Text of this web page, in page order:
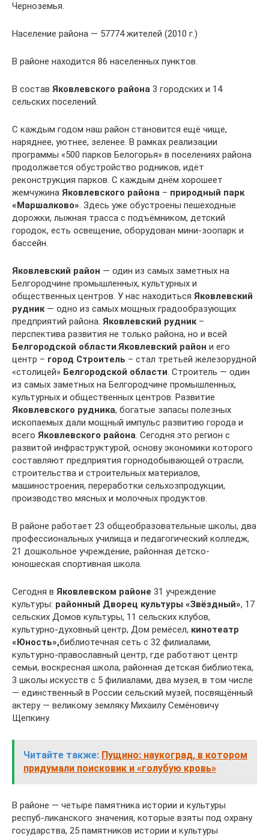
Черноземья.
Население района — 57774 жителей (2010 г.)
В районе находится 86 населенных пунктов.
В состав Яковлевского района 3 городских и 14
сельских поселений.
С каждым годом наш район становится ещё чище,
наряднее, уютнее, зеленее. В рамках реализации
программы «500 парков Белогорья» в поселениях района
продолжается обустройство родников, идёт
реконструкция парков. С каждым днём хорошеет
жемчужина Яковлевского района – природный парк
«Маршалково». Здесь уже обустроены пешеходные
дорожки, лыжная трасса с подъёмником, детский
городок, есть освещение, оборудован мини-зоопарк и
бассейн.
Яковлевский район — один из самых заметных на
Белгородчине промышленных, культурных и
общественных центров. У нас находиться Яковлевский
рудник— одно из самых мощных градообразующих
предприятий района. Яковлевский рудник–
перспектива развития не только района, но и всей
Белгородской области.Яковлевский район и его
центр – город Строитель – стал третьей железорудной
«столицей» Белгородской области. Строитель — один
из самых заметных на Белгородчине промышленных,
культурных и общественных центров. Развитие
Яковлевского рудника, богатые запасы полезных
ископаемых дали мощный импульс развитию города и
всего Яковлевского района. Сегодня это регион с
развитой инфраструктурой, основу экономики которого
составляют предприятия горнодобывающей отрасли,
строительства и строительных материалов,
машиностроения, переработки сельхозпродукции,
производство мясных и молочных продуктов.
В районе работает 23 общеобразовательные школы, два
профессиональных училища и педагогический колледж,
21 дошкольное учреждение, районная детско-
юношеская спортивная школа.
Сегодня в Яковлевском районе 31 учреждение
культуры: районный Дворец культуры «Звёздный», 17
сельских Домов культуры, 11 сельских клубов,
культурно-духовный центр, Дом ремёсел, кинотеатр
«Юность»,библиотечная сеть с 32 филиалами,
культурно-православный центр, где работают центр
семьи, воскресная школа, районная детская библиотека,
3 школы искусств с 5 филиалами, два музея, в том числе
— единственный в России сельский музей, посвящённый
актеру — великому земляку Михаилу Семёновичу
Щепкину.
Читайте также: Пущино: наукоград, в котором
придумали поисковик и «голубую кровь»
В районе — четыре памятника истории и культуры
респуб-ликанского значения, которые взяты под охрану
государства, 25 памятников истории и культуры